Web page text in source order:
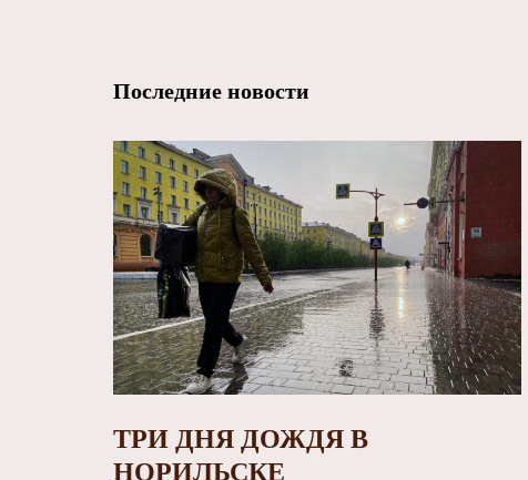
Последние новости
ТРИ ДНЯ ДОЖДЯ В
НОРИЛЬСКЕ